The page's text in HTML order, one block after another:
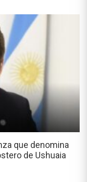
que denomina
de Ushuaia